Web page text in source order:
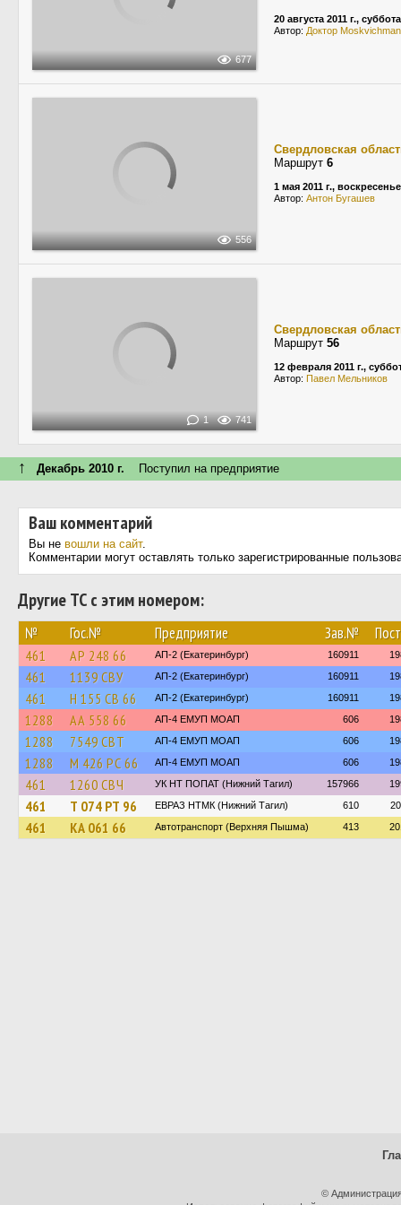
677
20 августа 2011 г., суббота
Автор: Доктор Moskvichman
556
Свердловская
Маршрут 6
1 мая 2011 г., воскресенье
Автор: Антон Бугашев
1 741
Свердловская
Маршрут 56
12 февраля 2011 г.,
Автор: Павел Мельников
↑ Декабрь 2010 г. Поступил на предприятие
Ваш комментарий
Вы не вошли на сайт.
Комментарии могут оставлять только зарегистрированные
Другие ТС с этим номером:
№ Гос.№ Предприятие Зав.№
461 АР 248 66 АП-2 (Екатеринбург) 160911
461 1139 СВУ АП-2 (Екатеринбург) 160911
461 Н 155 СВ 66 АП-2 (Екатеринбург) 160911
1288 АА 558 66 АП-4 ЕМУП МОАП 606
1288 7549 СВТ АП-4 ЕМУП МОАП 606
1288 М 426 РС 66 АП-4 ЕМУП МОАП 606
461 1260 СВЧ УК НТ ПОПАТ (Нижний Тагил) 157966
461 Т 074 РТ 96 ЕВРАЗ НТМК (Нижний Тагил) 610
461 КА 061 66 Автотранспорт (Верхняя Пышма) 413
©